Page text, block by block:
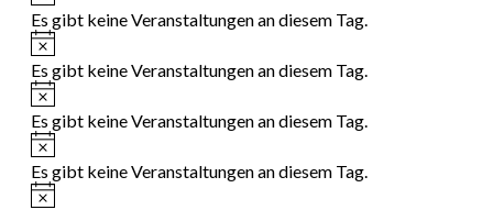
Es gibt keine Veranstaltungen an diesem Tag.
Hinweis
Es gibt keine Veranstaltungen an diesem Tag.
Hinweis
Es gibt keine Veranstaltungen an diesem Tag.
Hinweis
Es gibt keine Veranstaltungen an diesem Tag.
Hinweis